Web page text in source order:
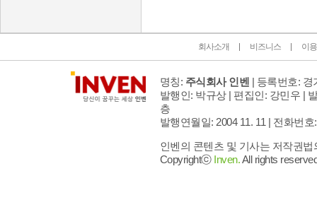
회사소개 비즈니스 이
명칭: 주식회사 인벤 | 등록번호: 경
발행인: 박규상 | 편집인: 강민우 |
층
발행연월일: 2004 11. 11 | 전화번호
인벤의 콘텐츠 및 기사는 저작권
Copyrightⓒ Inven.All rights